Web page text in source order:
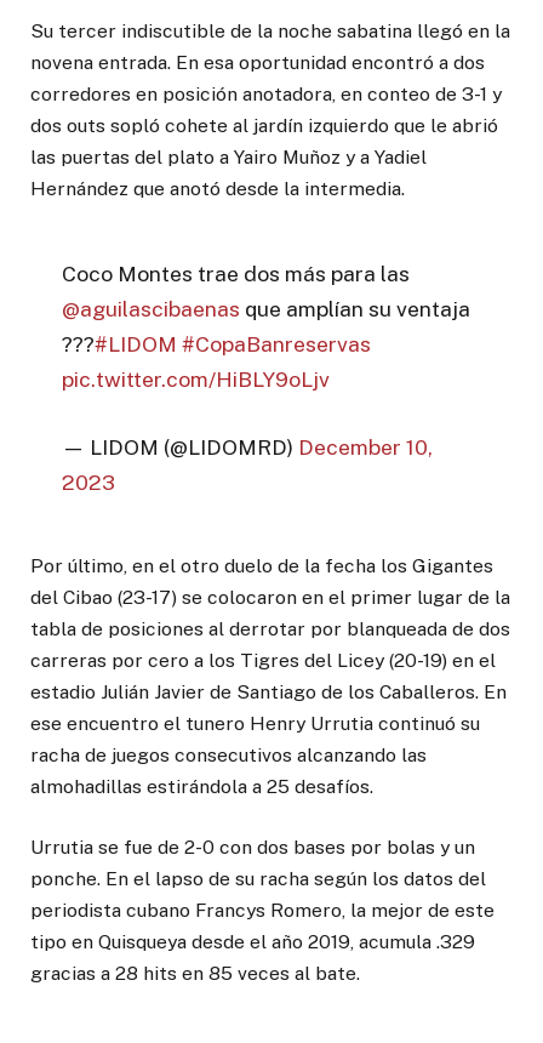
Su tercer indiscutible de la noche sabatina llegó en la
novena entrada. En esa oportunidad encontró a dos
corredores en posición anotadora, en conteo de 3-1 y
dos outs sopló cohete al jardín izquierdo que le abrió
las puertas del plato a Yairo Muñoz y a Yadiel
Hernández que anotó desde la intermedia.
Coco Montes trae dos más para las
@aguilascibaenas que amplían su ventaja
???#LIDOM #CopaBanreservas
pic.twitter.com/HiBLY9oLjv
— LIDOM (@LIDOMRD) December 10,
2023
Por último, en el otro duelo de la fecha los Gigantes
del Cibao (23-17) se colocaron en el primer lugar de la
tabla de posiciones al derrotar por blanqueada de dos
carreras por cero a los Tigres del Licey (20-19) en el
estadio Julián Javier de Santiago de los Caballeros. En
ese encuentro el tunero Henry Urrutia continuó su
racha de juegos consecutivos alcanzando las
almohadillas estirándola a 25 desafíos.
Urrutia se fue de 2-0 con dos bases por bolas y un
ponche. En el lapso de su racha según los datos del
periodista cubano Francys Romero, la mejor de este
tipo en Quisqueya desde el año 2019, acumula .329
gracias a 28 hits en 85 veces al bate.